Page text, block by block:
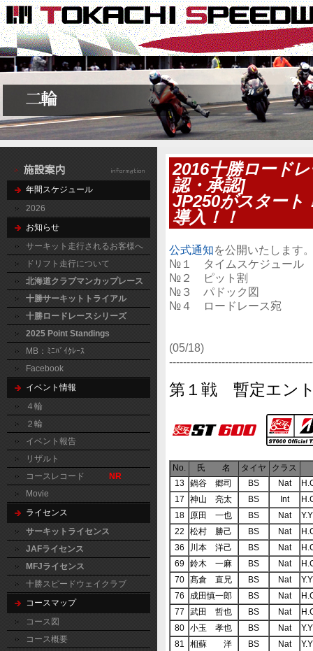
年間スケジュール
2026
お知らせ
サーキット走行されるお客様へ
ドリフト走行について
北海道クラブマンカップレース
十勝サーキットトライアル
十勝ロードレースシリーズ
2025 Point Standings
MB：ﾐﾆﾊﾞｲｸﾚｰｽ
Facebook
イベント情報
４輪
２輪
イベント報告
リザルト
コースレコード
NR
Movie
ライセンス
サーキットライセンス
JAFライセンス
MFJライセンス
十勝スピードウェイクラブ
コースマップ
コース図
コース概要
2016十勝ロード
認・承認]
JP250がスタート
導入！！
公式通知を公開いたします
№１ タイムスケジュール
№２ ピット割
№３ パドック図
№４ ロードレース宛
(05/18)
第１戦 暫定エン
No. 氏 名 タイヤ
クラス
13
鍋谷 郷司 BS Nat
17
神山 亮太 BS Int
18
原田 一也 BS Nat
22
松村 勝己 BS Nat
36
川本 洋己 BS Nat
69
鈴木 一麻 BS Nat
70
髙倉 直兄 BS Nat
76
成田慎一郎 BS Nat
77
武田 哲也 BS Nat
80
小玉 孝也 BS Nat
81
相蘇 洋 BS Nat